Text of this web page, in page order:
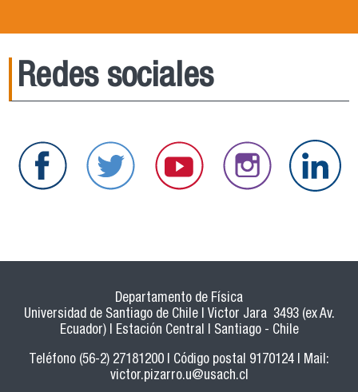
Redes sociales
Departamento de Física
Universidad de Santiago de Chile | Victor Jara 3493 (ex Av.
Ecuador) | Estación Central | Santiago - Chile
Teléfono (56-2) 27181200 | Código postal 9170124 | Mail:
victor.pizarro.u@usach.cl